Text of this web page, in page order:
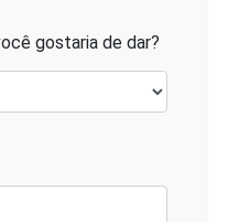
gostaria de dar?